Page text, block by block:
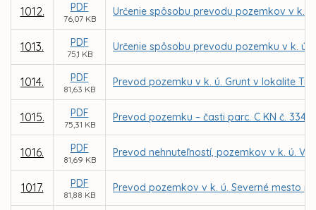
1012. PDF
76,07 KB
Určenie spôsobu prevodu pozemkov v k.
1013. PDF
75,1 KB
Určenie spôsobu prevodu pozemku v k.
1014. PDF
81,63 KB
Prevod pozemku v k. ú. Grunt v lokalite
1015. PDF
75,31 KB
Prevod pozemku – časti parc. C KN č.
1016. PDF
81,69 KB
Prevod nehnuteľností, pozemkov v k. ú.
1017. PDF
81,88 KB
Prevod pozemkov v k. ú. Severné mesto